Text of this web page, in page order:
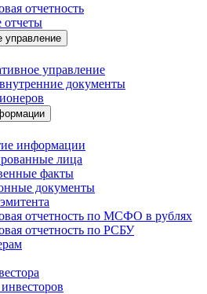
отчетность
отчеты
управление
управление
документы
информации
лица
факты
документы
отчетность по МСФО в рублях
отчетность по РСБУ